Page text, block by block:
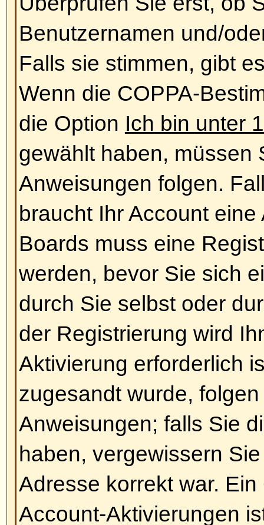
und tauchen Sie wieder in die
ein.
Nach oben
Benutzerangaben und
Wie ändere ich meine
Ihre Einstellungen (sofern Sie
der Datenbank gespeichert.
Link, um sie zu ändern (der Link
am oberen Bildschirmrand
vom verwendeten Style ab).
Einstellungen ändern
Nach oben
Die Zeiten stimmen nicht!
Die Zeiten stimmen
haben Sie nur die Zeitzone
Falls dem so ist, sollten Sie die
Profils überprüfen, um die
zutreffend ist, zu wählen. Bitte
die Zeitzone nur wechseln
registriertes Mitglied sind. Falls
registriert sind, wäre dies
dazu.